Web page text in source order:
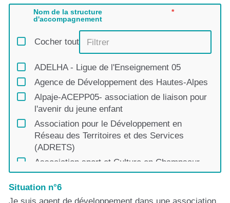
Nom de la structure
d'accompagnement
Cocher tout
ADELHA - Ligue de l'Enseignement 05
Agence de Développement des Hautes-Alpes
Alpaje-ACEPP05- association de liaison pour
l'avenir du jeune enfant
Association pour le Développement en
Réseau des Territoires et des Services
(ADRETS)
Association sport et Culture en Champsaur,
Centre Social Planète ChampsaurValgo
BGE PAM - Provence Alpes Méditerranée-
Accès Conseil
Situation n°6
Je suis agent de développement dans une association